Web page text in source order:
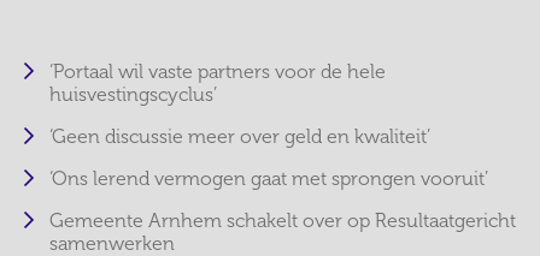
‘Portaal wil vaste partners voor de hele
huisvestingscyclus’
‘Geen discussie meer over geld en kwaliteit’
‘Ons lerend vermogen gaat met sprongen vooruit’
Gemeente Arnhem schakelt over op Resultaatgericht
samenwerken